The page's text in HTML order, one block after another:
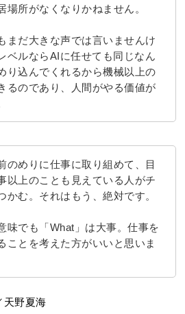
場所がなくなりかねません。
まだ大きな声では言いませんけ
ベルならAIに任せても同じなん
り込んでくれるから機械以上の
るのであり、人間がやる価値が
のめりに仕事に取り組めて、目
以上のことも見えている人がチ
かむ。それはもう、絶対です。
味でも「What」は大事。仕事を
ことを考えた方がいいと思いま
天野夏海